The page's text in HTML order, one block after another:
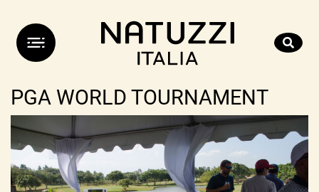
PGA WORLD TOURNAMENT